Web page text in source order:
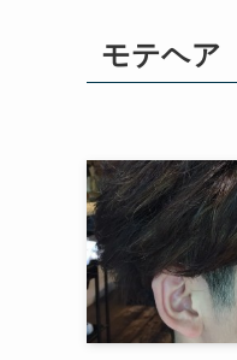
モテヘア